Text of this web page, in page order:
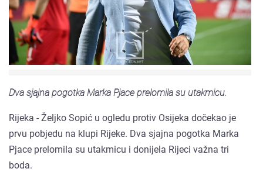
Dva sjajna pogotka Marka Pjace prelomila su utakmicu.
Rijeka - Željko Sopić u ogledu protiv Osijeka dočekao je
prvu pobjedu na klupi Rijeke. Dva sjajna pogotka Marka
Pjace prelomila su utakmicu i donijela Rijeci važna tri
boda.